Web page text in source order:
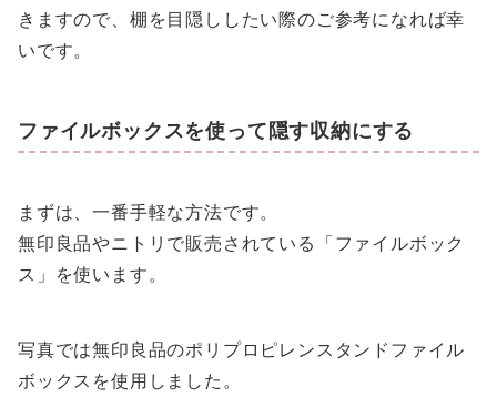
きますので、棚を目隠ししたい際のご参考になれば幸
いです。
ファイルボックスを使って隠す収納にする
まずは、一番手軽な方法です。
無印良品やニトリで販売されている「ファイルボック
ス」を使います。
写真では無印良品のポリプロピレンスタンドファイル
ボックスを使用しました。